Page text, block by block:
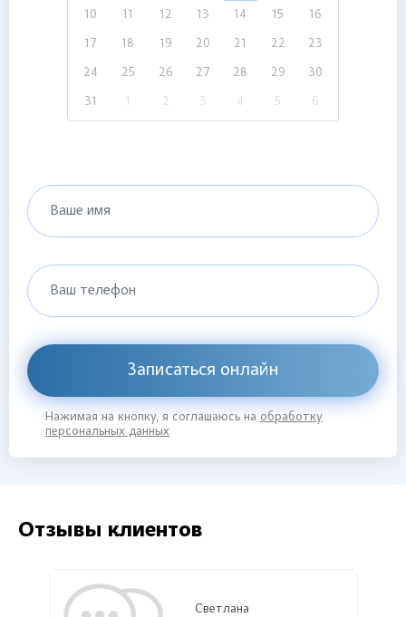
10 11 12 13 14 15 16
17 18 19 20 21 22 23
24 25 26 27 28 29 30
31 1 2 3 4 5 6
Ваше имя
Ваш телефон
Записаться онлайн
Нажимая на кнопку, я соглашаюсь на обработку
персональных данных
Отзывы клиентов
Светлана